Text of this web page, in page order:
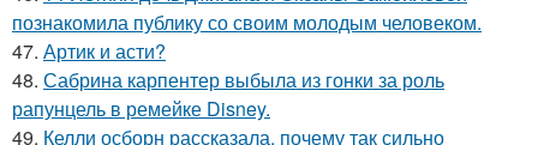
познакомила публику со своим молодым человеком.
47. Артик и асти?
48. Сабрина карпентер выбыла из гонки за роль
рапунцель в ремейке Disney.
49. Келли осборн рассказала, почему так сильно